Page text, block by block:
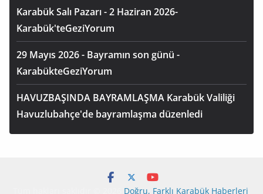
Karabük Salı Pazarı - 2 Haziran 2026-
Karabük'teGeziYorum
29 Mayıs 2026 - Bayramın son günü -
KarabükteGeziYorum
HAVUZBAŞINDA BAYRAMLAŞMA Karabük Valiliği
Havuzlubahçe'de bayramlaşma düzenledi
Doğru, Farklı Karabük Haberleri